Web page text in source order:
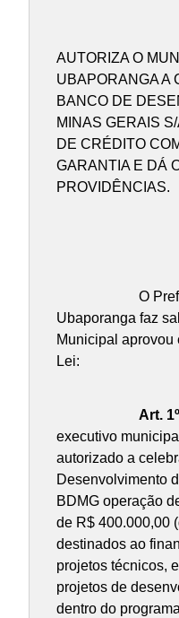
AUTORIZA O
UBAPORANGA A
BANCO DE
MINAS GERAIS
DE CRÉDITO
GARANTIA E DÁ
PROVIDÊNCIAS.
O
Ubaporanga faz
Municipal aprovou
Lei:
Art. 1º
executivo
autorizado a
Desenvolvimento
BDMG operação
de R$ 400.000,00
destinados ao
projetos técnicos,
projetos de
dentro do